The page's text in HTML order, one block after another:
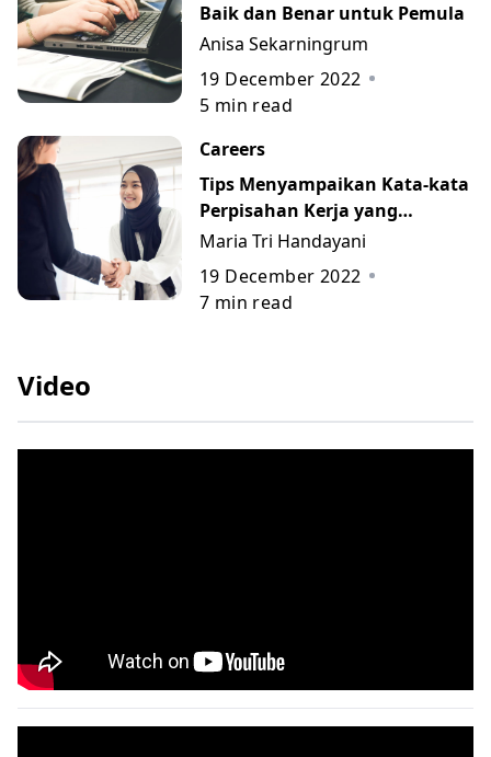
Baik dan Benar untuk Pemula
Anisa Sekarningrum
19 December 2022
5 min read
Careers
Tips Menyampaikan Kata-kata
Perpisahan Kerja yang
Berkesan beserta Contohnya
Maria Tri Handayani
19 December 2022
7 min read
Video